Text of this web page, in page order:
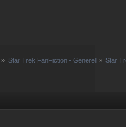
» Star Trek FanFiction - Generell » Star